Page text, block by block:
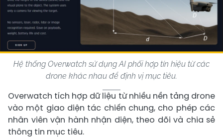
Hệ thống Overwatch sử dụng AI phối hợp tín hiệu từ các
drone khác nhau để định vị mục tiêu.
Overwatch tích hợp dữ liệu từ nhiều nền tảng drone
vào một giao diện tác chiến chung, cho phép các
nhân viên vận hành nhận diện, theo dõi và chia sẻ
thông tin mục tiêu.